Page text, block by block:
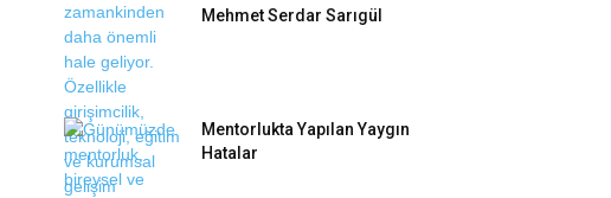
Mehmet Serdar Sarıgül
Mentorlukta Yapılan Yaygın
Hatalar